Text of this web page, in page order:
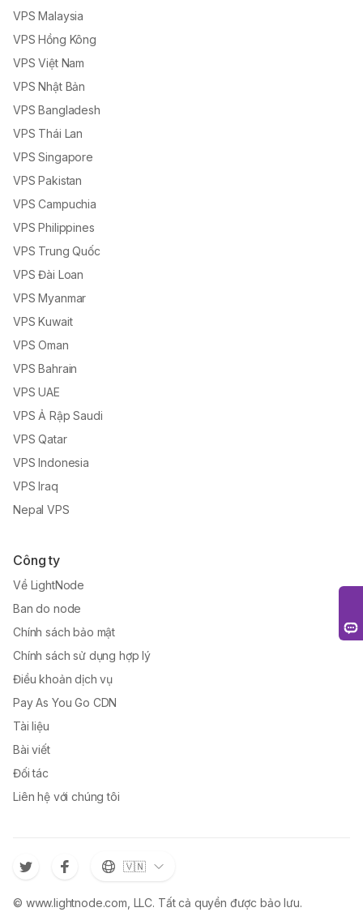
VPS Malaysia
VPS Hồng Kông
VPS Việt Nam
VPS Nhật Bản
VPS Bangladesh
VPS Thái Lan
VPS Singapore
VPS Pakistan
VPS Campuchia
VPS Philippines
VPS Trung Quốc
VPS Đài Loan
VPS Myanmar
VPS Kuwait
VPS Oman
VPS Bahrain
VPS UAE
VPS Ả Rập Saudi
VPS Qatar
VPS Indonesia
VPS Iraq
Nepal VPS
Công ty
Về LightNode
Ban do node
Chính sách bảo mật
Chính sách sử dụng hợp lý
Điều khoản dịch vụ
Pay As You Go CDN
Tài liệu
Bài viết
Đối tác
Liên hệ với chúng tôi
🇻🇳
© www.lightnode.com, LLC. Tất cả quyền được bảo lưu.